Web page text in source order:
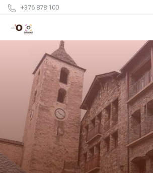
+376 878 100